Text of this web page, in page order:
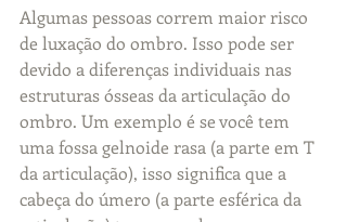
Algumas pessoas correm maior risco
de luxação do ombro. Isso pode ser
devido a diferenças individuais nas
estruturas ósseas da articulação do
ombro. Um exemplo é se você tem
uma fossa gelnoide rasa (a parte em T
da articulação), isso significa que a
cabeça do úmero (a parte esférica da